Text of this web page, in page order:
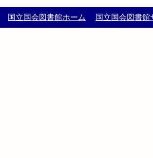
国立国会図書館ホーム 国立国会図書館